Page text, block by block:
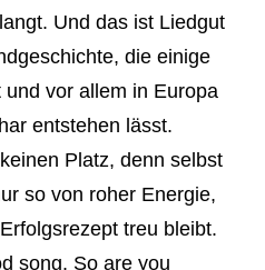
Und das ist Liedgut
die einige
vor allem in Europa
entstehen lässt.
Platz, denn selbst
so von roher Energie,
treu bleibt.
song. So are you